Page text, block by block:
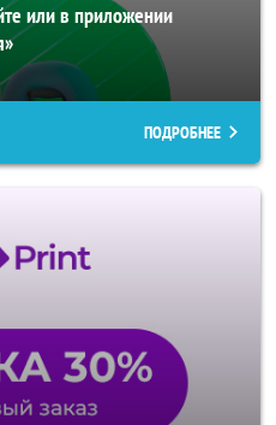
или в приложении
ПОДРОБНЕЕ